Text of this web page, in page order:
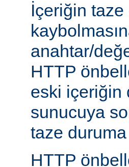
İçeriğin taze
anahtar/
HTTP
eski içeriğin
sunucuya
taze
HTTP